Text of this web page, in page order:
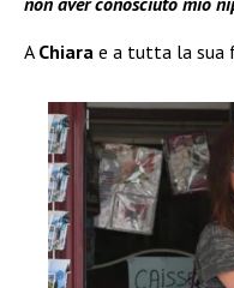
A Chiara e a tutta la sua